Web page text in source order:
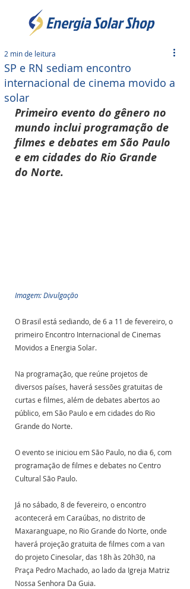
SP e RN sediam encontro
internacional de cinema movido a
solar
2 min de leitura
Primeiro evento do gênero no
mundo inclui programação de
filmes e debates em São Paulo
e em cidades do Rio Grande
do Norte.
Imagem: Divulgação
O Brasil está sediando, de 6 a 11 de fevereiro, o
primeiro Encontro Internacional de Cinemas
Movidos a Energia Solar.
Na programação, que reúne projetos de
diversos países, haverá sessões gratuitas de
curtas e filmes, além de debates abertos ao
público, em São Paulo e em cidades do Rio
Grande do Norte.
O evento se iniciou em São Paulo, no dia 6, com
programação de filmes e debates no Centro
Cultural São Paulo.
Já no sábado, 8 de fevereiro, o encontro
acontecerá em Caraúbas, no distrito de
Maxaranguape, no Rio Grande do Norte, onde
haverá projeção gratuita de filmes com a van
do projeto Cinesolar, das 18h às 20h30, na
Praça Pedro Machado, ao lado da Igreja Matriz
Nossa Senhora Da Guia.